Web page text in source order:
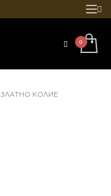
ЗЛАТНО КОЛИЕ